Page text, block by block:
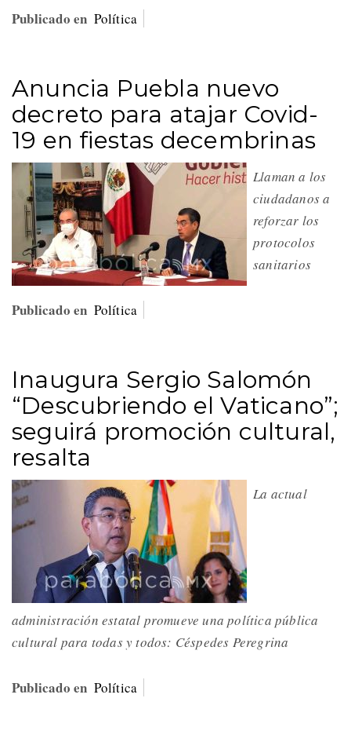
Publicado en Política
Anuncia Puebla nuevo
decreto para atajar Covid-
19 en fiestas decembrinas
Llaman a los
ciudadanos a
reforzar los
protocolos
sanitarios
Publicado en Política
Inaugura Sergio Salomón
“Descubriendo el Vaticano”;
seguirá promoción cultural,
resalta
La actual
administración estatal promueve una política pública
cultural para todas y todos: Céspedes Peregrina
Publicado en Política